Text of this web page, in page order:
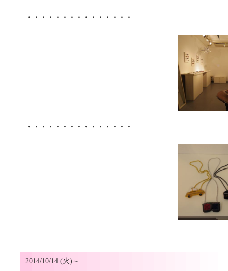
・・・・・・・・・・・・・・・
・・・・・・・・・・・・・・・
2014/10/14 (火)～